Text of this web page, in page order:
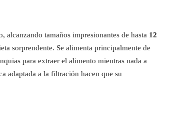
alcanzando tamaños impresionantes de hasta 12
sorprendente. Se alimenta principalmente de
para extraer el alimento mientras nada a
adaptada a la filtración hacen que su